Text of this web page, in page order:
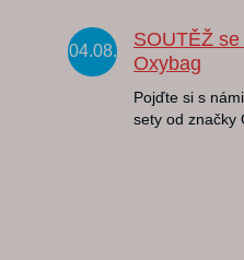
04.08.
SOUTĚŽ
Oxybag
Pojďte si s
sety od značky